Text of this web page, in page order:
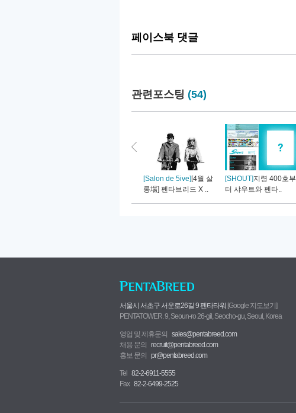
페이스북 댓글
관련포스팅 (54)
[Salon de 5ive] [4월 살
롱場] 펜타브리드 X ..
[SHOUT]지령 400호부
터 샤우트와 펜타..
서울시 서초구 서운로26길 9 펜타타워 [Google 지도보기]
PENTATOWER. 9, Seoun-ro 26-gil, Seocho-gu, Seoul, Korea
영업 및 제휴문의
sales@pentabreed.com
채용 문의
recruit@pentabreed.com
홍보 문의
pr@pentabreed.com
Tel
82-2-6911-5555
Fax 82-2-6499-2525